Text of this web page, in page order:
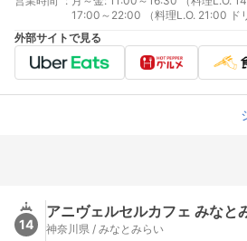
17:00～22:00 （料理L.O. 21:00 ド
11:00～21:30 （料理L.O. 21:00 ド
～21:30 （料理L.O. 21:00）
外部サイトで見る
14 神奈川県 / みなとみらい